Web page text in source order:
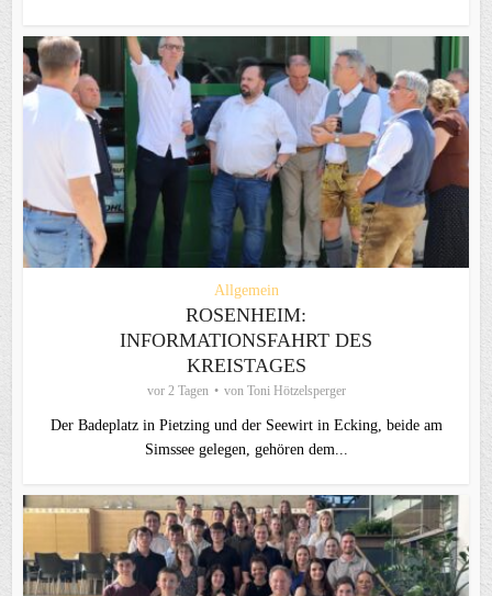
Allgemein
ROSENHEIM:
INFORMATIONSFAHRT DES
KREISTAGES
vor 2 Tagen von Toni Hötzelsperger
Der Badeplatz in Pietzing und der Seewirt in Ecking, beide am
Simssee gelegen, gehören dem...